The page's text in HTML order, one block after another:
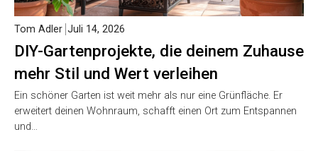
DIY-Gartenprojekte, die deinem Zuhause
mehr Stil und Wert verleihen
Tom Adler Juli 14, 2026
Ein schöner Garten ist weit mehr als nur eine Grünfläche. Er
erweitert deinen Wohnraum, schafft einen Ort zum Entspannen
und…